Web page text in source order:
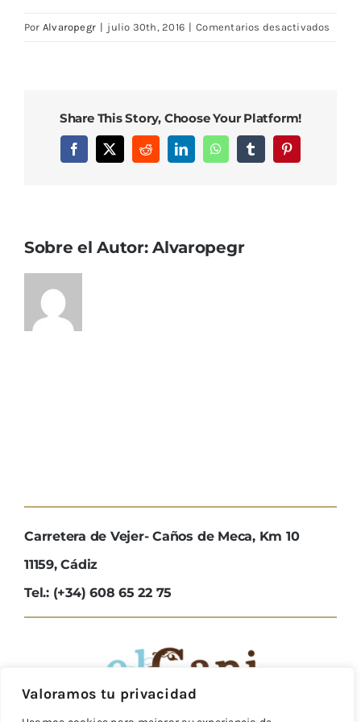
Valoramos tu privacidad
Por Alvaropegr | julio 30th, 2016 | Comentarios desactivados
Share This Story, Choose Your Platform!
Facebook
X RedditLinkedInWhatsAppTumblrPinterest
Sobre el Autor:Alvaropegr
Carretera de Vejer- Caños de Meca, Km 10
11159, Cádiz
Tel.: (+34) 608 65 22 75